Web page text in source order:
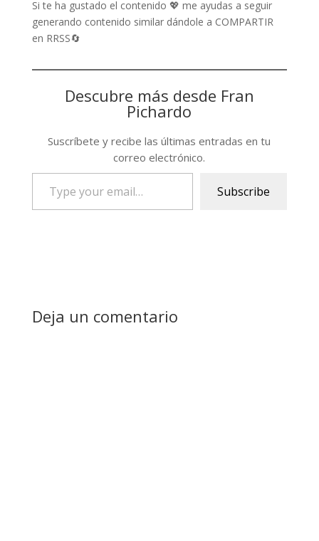
Si te ha gustado el contenido 💖 me ayudas a seguir
generando contenido similar dándole a COMPARTIR
en RRSS🔄
Descubre más desde Fran
Pichardo
Suscríbete y recibe las últimas entradas en tu
correo electrónico.
email…
Subscribe
Deja un comentario